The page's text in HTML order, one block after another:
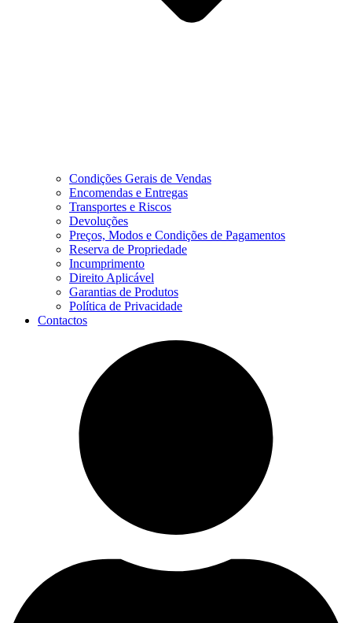
Condições Gerais de Vendas
Encomendas e Entregas
Transportes e Riscos
Devoluções
Preços, Modos e Condições de Pagamentos
Reserva de Propriedade
Incumprimento
Direito Aplicável
Garantias de Produtos
Política de Privacidade
Contactos